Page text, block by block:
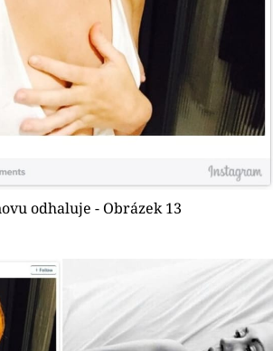
odhaluje - Obrázek 13